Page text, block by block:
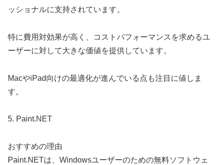
ッショナルに支持されています。
特に費用対効果が高く、コストパフォーマンスを求めるユ
ーザーに対して大きな価値を提供しています。
MacやiPad向けの最適化が進んでいる点も注目に値しま
す。
5. Paint.NET
おすすめの理由
Paint.NETは、Windowsユーザーのための無料ソフトウェ